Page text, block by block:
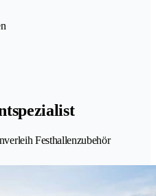
Festhallenzubehör